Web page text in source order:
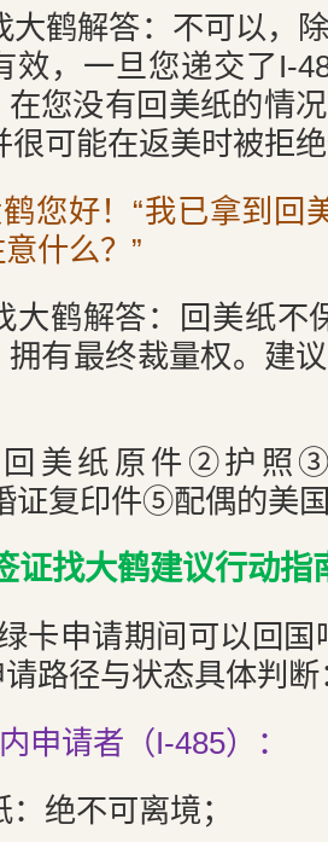
大鹤解答：不可以，
效，一旦您递交了I-
您没有回美纸的情
很可能在返美时被拒
您好！“我已拿到回
什么？”
大鹤解答：回美纸不
拥有最终裁量权。建
美纸原件②护照
证复印件⑤配偶的美
证找大鹤建议行动指
卡申请期间可以回国
路径与状态具体判断
申请者（I-485）：
绝不可离境；